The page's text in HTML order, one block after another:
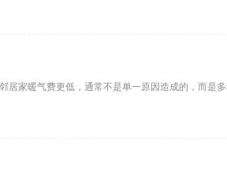
居家暖气费更低，通常不是单一原因造成的，而是